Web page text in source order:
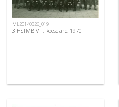
ML20140326_019
3 HSTMB VTI, Roeselare, 1970